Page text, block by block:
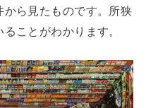
から見たものです。所狭
ことがわかります。